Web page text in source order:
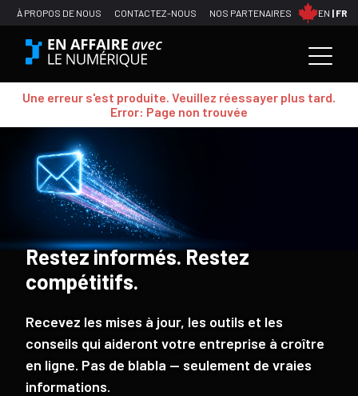
À PROPOS DE NOUS CONTACTEZ-NOUS NOS PARTENAIRES EN FR
Une erreur s'est produite. Veuillez réessayer plus tard.
Error: Page non trouvée
Restez informés. Restez
compétitifs.
Recevez les mises à jour, les outils et les
conseils qui aideront votre entreprise à croître
en ligne. Pas de blabla — seulement de vraies
informations.